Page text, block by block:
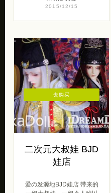
2015/12/15
二次元大叔娃 BJD
娃店
爱の发源地BJD娃店 带来的
去购买